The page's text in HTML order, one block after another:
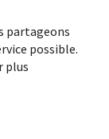
partageons
possible.
plus